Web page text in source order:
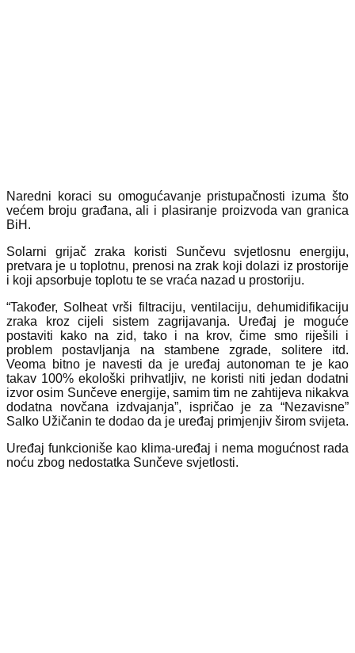
Naredni koraci su omogućavanje pristupačnosti izuma što
većem broju građana, ali i plasiranje proizvoda van granica
BiH.
Solarni grijač zraka koristi Sunčevu svjetlosnu energiju,
pretvara je u toplotnu, prenosi na zrak koji dolazi iz prostorije
i koji apsorbuje toplotu te se vraća nazad u prostoriju.
“Također, Solheat vrši filtraciju, ventilaciju, dehumidifikaciju
zraka kroz cijeli sistem zagrijavanja. Uređaj je moguće
postaviti kako na zid, tako i na krov, čime smo riješili i
problem postavljanja na stambene zgrade, solitere itd.
Veoma bitno je navesti da je uređaj autonoman te je kao
takav 100% ekološki prihvatljiv, ne koristi niti jedan dodatni
izvor osim Sunčeve energije, samim tim ne zahtijeva nikakva
dodatna novčana izdvajanja”, ispričao je za “Nezavisne”
Salko Užičanin te dodao da je uređaj primjenjiv širom svijeta.
Uređaj funkcioniše kao klima-uređaj i nema mogućnost rada
noću zbog nedostatka Sunčeve svjetlosti.